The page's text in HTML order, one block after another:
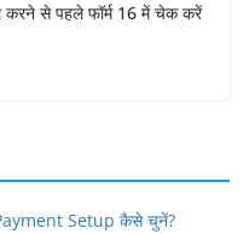
से पहले फॉर्म 16 में चेक करें
Setup कैसे चुनें?